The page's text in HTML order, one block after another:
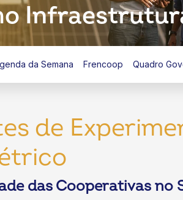
da Semana Frencoop Quadro
de
das Cooperativas no